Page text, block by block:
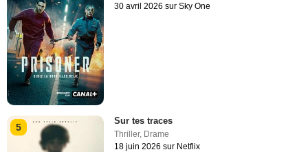
30 avril 2026 sur Sky One
5
Sur tes traces
Thriller, Drame
18 juin 2026 sur Netflix